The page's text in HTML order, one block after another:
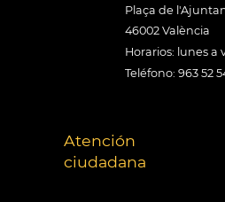
Plaça de
46002 València
Horarios: lunes a
Teléfono: 963 52
Atención
ciudadana